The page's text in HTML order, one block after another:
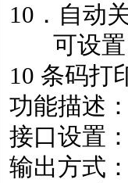
10．自动
可设置
10 条码打
功能描述
接口设置
输出方式